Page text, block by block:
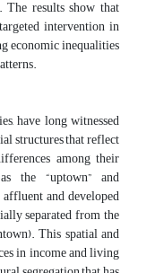
results show that
intervention in
economic inequalities
have long witnessed
structures that reflect
among their
the “uptown” and
and developed
separated from the
This spatial and
in income and living